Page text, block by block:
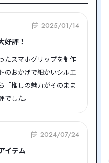
2025/01/14
好評！
たスマホグリップを制作
のおかげで細かいシルエ
「推しの魅力がそのまま
した。
2024/07/24
イテム